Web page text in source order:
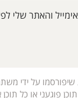
והאתר שלי
שיפורסמו על ידי
פוגעני או כל